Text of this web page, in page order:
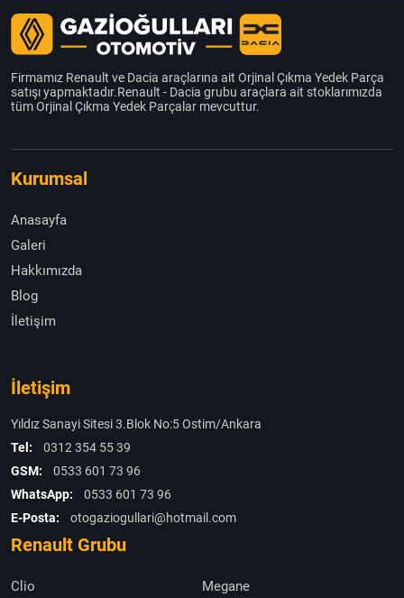
Firmamız Renault ve Dacia araçlarına ait Orjinal Çıkma Yedek Parça
satışı yapmaktadır.Renault - Dacia grubu araçlara ait stoklarımızda
tüm Orjinal Çıkma Yedek Parçalar mevcuttur.
Kurumsal
Anasayfa
Galeri
Hakkımızda
Blog
İletişim
İletişim
Yıldız Sanayi Sitesi 3.Blok No:5 Ostim/Ankara
Tel:
0312 354 55 39
GSM:
0533 601 73 96
WhatsApp:
0533 601 73 96
E-Posta:
otogaziogullari@hotmail.com
Renault Grubu
Clio
Megane